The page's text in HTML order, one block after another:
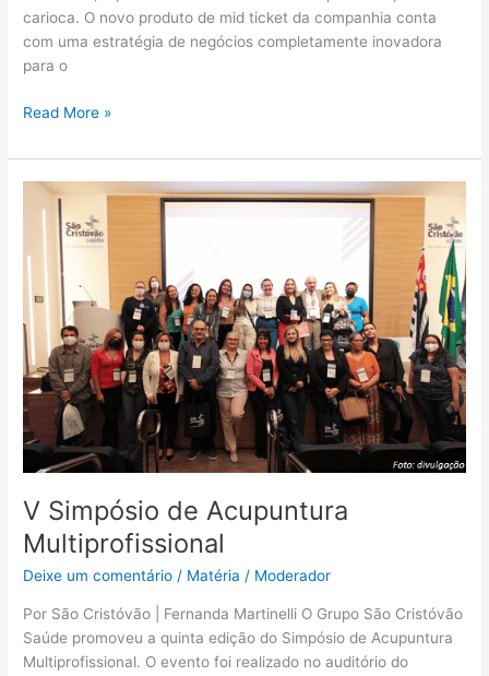
carioca. O novo produto de mid ticket da companhia conta
com uma estratégia de negócios completamente inovadora
para o
Read More »
V Simpósio de Acupuntura
Multiprofissional
Deixe um comentário / Matéria / Moderador
Por São Cristóvão | Fernanda Martinelli O Grupo São Cristóvão
Saúde promoveu a quinta edição do Simpósio de Acupuntura
Multiprofissional. O evento foi realizado no auditório do
Simpósio
Acupuntura
Multiprofissional